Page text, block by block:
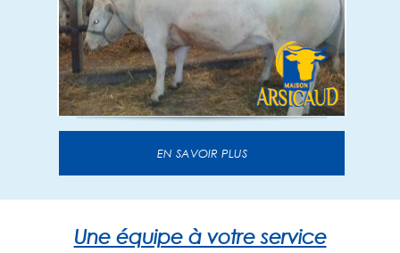
EN SAVOIR PLUS
Une équipe à votre service